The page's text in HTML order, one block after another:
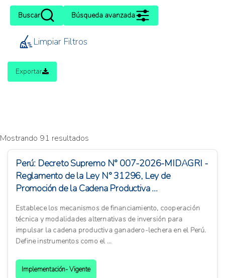
Buscar Búsqueda avanzada
Limpiar Filtros
Exportar
Mostrando 91 resultados
Perú: Decreto Supremo N° 007-2026-MIDAGRI -
Reglamento de la Ley N° 31296, Ley de
Promoción de la Cadena Productiva ...
Establece los mecanismos de financiamiento, cooperación
técnica y modalidades alternativas de inversión para
impulsar la cadena productiva ganadero-lechera en el Perú.
Define instrumentos como el ...
Implementación- Vigente